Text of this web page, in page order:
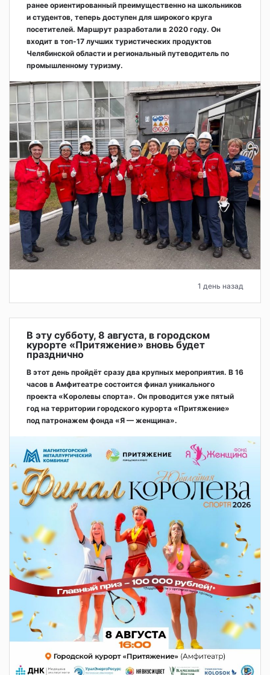
ранее ориентированный преимущественно на школьников
и студентов, теперь доступен для широкого круга
посетителей. Маршрут разработали в 2020 году. Он
входит в топ-17 лучших туристических продуктов
Челябинской области и региональный путеводитель по
промышленному туризму.
1 день назад
В эту субботу, 8 августа, в городском
курорте «Притяжение» вновь будет
празднично
В этот день пройдёт сразу два крупных мероприятия. В 16
часов в Амфитеатре состоится финал уникального
проекта «Королевы спорта». Он проводится уже пятый
год на территории городского курорта «Притяжение»
под патронажем фонда «Я — женщина».